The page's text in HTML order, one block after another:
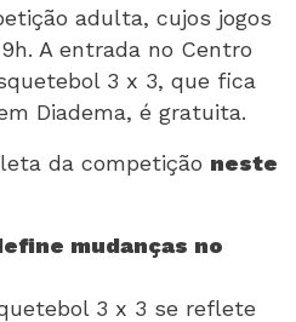
adulta, cujos jogos
A entrada no Centro
3 x 3, que fica
Diadema, é gratuita.
da competição neste
mudanças no
3 x 3 se reflete